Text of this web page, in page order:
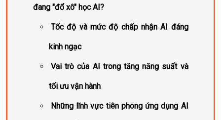
đang "đổ xô" học AI?
Tốc độ và mức độ chấp nhận AI đáng
kinh ngạc
Vai trò của AI trong tăng năng suất và
tối ưu vận hành
Những lĩnh vực tiên phong ứng dụng AI